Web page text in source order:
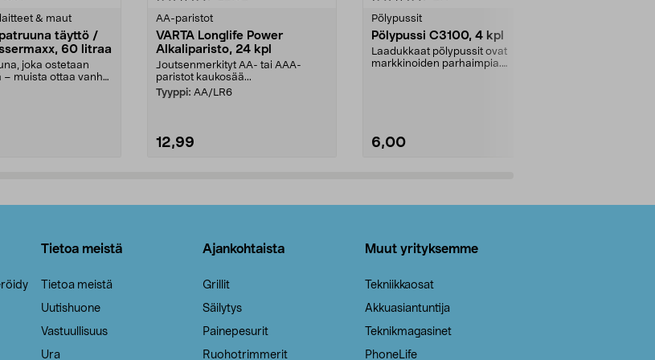
& maut
täyttö /
60 litraa
joka ostetaan
– muista ottaa vanha
AA-paristot
VARTA Longlife Power
Alkaliparisto, 24 kpl
Joutsenmerkityt AA- tai AAA-
paristot kaukosää...
Tyyppi: AA/LR6
12,99
Pölypussit
Pölypussi C3100, 4 kpl
Laadukkaat pölypussit ovat
markkinoiden parhaimpia.
6,00
Tietoa meistä
Tietoa meistä
Uutishuone
Vastuullisuus
Ura
Ajankohtaista
Grillit
Säilytys
Painepesurit
Ruohotrimmerit
Muut yrityksemme
Tekniikkaosat
Akkuasiantuntija
Teknikmagasinet
PhoneLife